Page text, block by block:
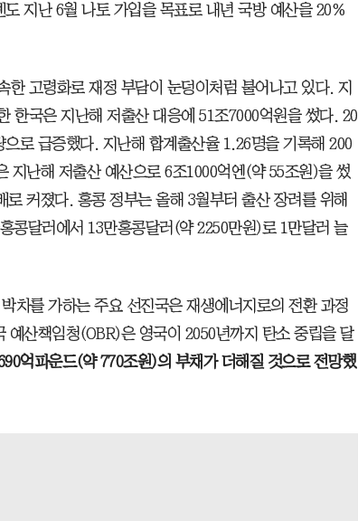
지난 6월 나토 가입을 목표로 내년 국방 예산을 20%
한 고령화로 재정 부담이 눈덩이처럼 불어나고 있다. 지
한국은 지난해 저출산 대응에 51조7000억원을 썼다. 20
로 급증했다. 지난해 합계출산율 1.26명을 기록해 200
지난해 저출산 예산으로 6조1000억엔(약 55조원)을 썼
로 커졌다. 홍콩 정부는 올해 3월부터 출산 장려를 위해
콩달러에서 13만홍콩달러(약 2250만원)로 1만달러 늘
차를 가하는 주요 선진국은 재생에너지로의 전환 과정
예산책임청(OBR)은 영국이 2050년까지 탄소 중립을 달
억파운드(약 770조원)의 부채가 더해질 것으로 전망했